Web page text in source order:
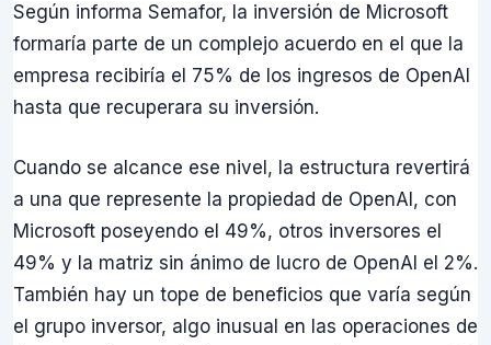
Según informa Semafor, la inversión de Microsoft
formaría parte de un complejo acuerdo en el que la
empresa recibiría el 75% de los ingresos de OpenAI
hasta que recuperara su inversión.
Cuando se alcance ese nivel, la estructura revertirá
a una que represente la propiedad de OpenAI, con
Microsoft poseyendo el 49%, otros inversores el
49% y la matriz sin ánimo de lucro de OpenAI el 2%.
También hay un tope de beneficios que varía según
el grupo inversor, algo inusual en las operaciones de